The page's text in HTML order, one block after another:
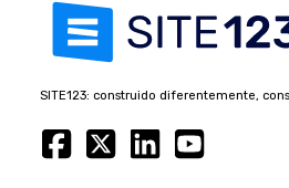
SITE123: construido diferentemente,